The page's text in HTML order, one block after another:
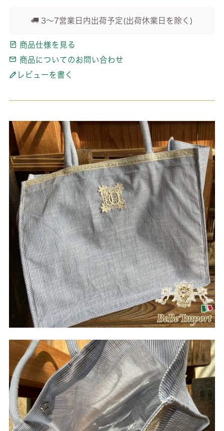
3～7営業日内出荷予定(出荷休業日を除く)
商品仕様を見る
商品についてのお問い合わせ
レビューを書く